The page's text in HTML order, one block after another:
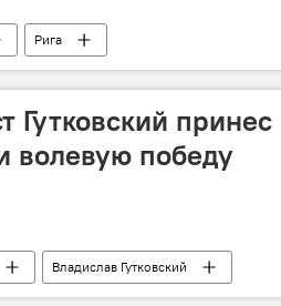
Рига
Гутковский принес
волевую победу
Владислав Гутковский